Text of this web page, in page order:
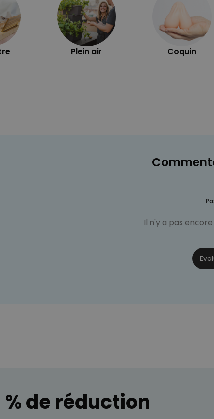
Plein air Coquin
Il n'y a pas
% de réduction